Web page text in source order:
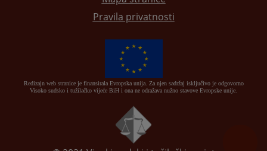
Pravila privatnosti
Redizajn web stranice je finansirala Evropska unija. Za njen sadržaj isključivo je odgovorno
Visoko sudsko i tužilačko vijeće BiH i ona ne odražava nužno stavove Evropske unije.